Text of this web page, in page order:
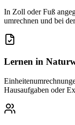
In Zoll oder Fuß
umrechnen und bei
Lernen in
Hausaufgaben oder